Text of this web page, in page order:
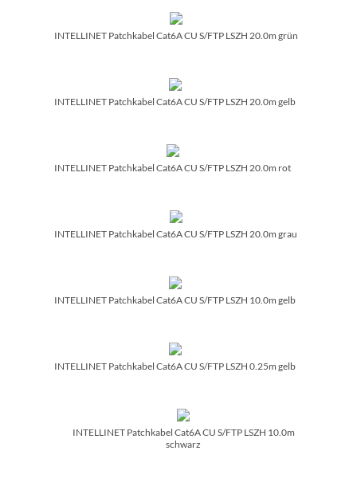
INTELLINET Patchkabel Cat6A CU S/­FTP LSZH 20.0m grün
INTELLINET Patchkabel Cat6A CU S/­FTP LSZH 20.0m gelb
INTELLINET Patchkabel Cat6A CU S/­FTP LSZH 20.0m rot
INTELLINET Patchkabel Cat6A CU S/­FTP LSZH 20.0m grau
INTELLINET Patchkabel Cat6A CU S/­FTP LSZH 10.0m gelb
INTELLINET Patchkabel Cat6A CU S/­FTP LSZH 0.25m gelb
INTELLINET Patchkabel Cat6A CU S/­FTP LSZH 10.0m
schwarz